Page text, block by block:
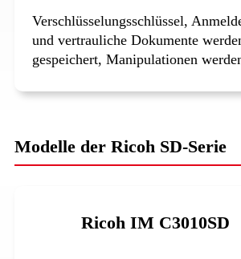
Verschlüsselungsschlüssel,
und vertrauliche Dokumente
gespeichert, Manipulationen
Modelle der Ricoh SD-Serie
Ricoh IM C3010SD